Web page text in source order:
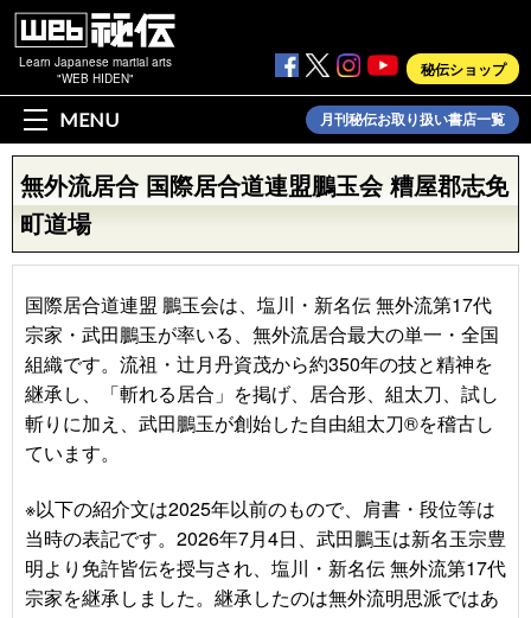
Learn Japanese martial arts
"WEB HIDEN"
秘伝ショップ
MENU 月刊秘伝お取り扱い書店一覧
無外流居合 国際居合道連盟鵬玉会 糟屋郡志免
町道場
国際居合道連盟 鵬玉会は、塩川・新名伝 無外流第17代
宗家・武田鵬玉が率いる、無外流居合最大の単一・全国
組織です。流祖・辻月丹資茂から約350年の技と精神を
継承し、「斬れる居合」を掲げ、居合形、組太刀、試し
斬りに加え、武田鵬玉が創始した自由組太刀®を稽古し
ています。
※以下の紹介文は2025年以前のもので、肩書・段位等は
当時の表記です。2026年7月4日、武田鵬玉は新名玉宗豊
明より免許皆伝を授与され、塩川・新名伝 無外流第17代
宗家を継承しました。継承したのは無外流明思派ではあ